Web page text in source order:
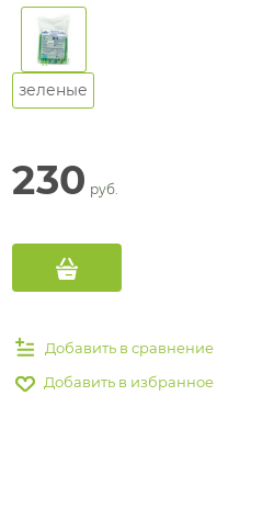
зеленые
230 руб.
Добавить в сравнение
Добавить в избранное